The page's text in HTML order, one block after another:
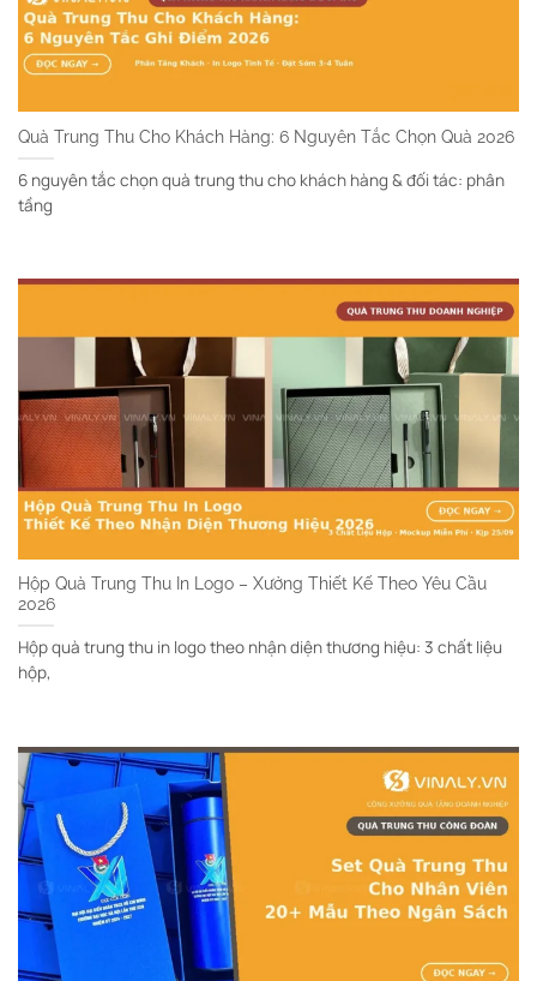
Quà Trung Thu Cho Khách Hàng: 6 Nguyên Tắc Chọn Quà 2026
6 nguyên tắc chọn quà trung thu cho khách hàng & đối tác: phân
tầng
Hộp Quà Trung Thu In Logo – Xưởng Thiết Kế Theo Yêu Cầu
2026
Hộp quà trung thu in logo theo nhận diện thương hiệu: 3 chất liệu
hộp,